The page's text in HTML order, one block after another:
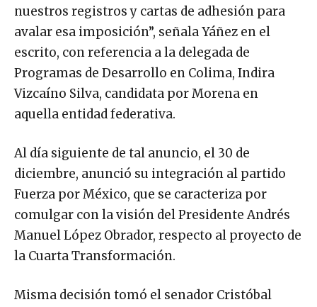
nuestros registros y cartas de adhesión para
avalar esa imposición”, señala Yáñez en el
escrito, con referencia a la delegada de
Programas de Desarrollo en Colima, Indira
Vizcaíno Silva, candidata por Morena en
aquella entidad federativa.
Al día siguiente de tal anuncio, el 30 de
diciembre, anunció su integración al partido
Fuerza por México, que se caracteriza por
comulgar con la visión del Presidente Andrés
Manuel López Obrador, respecto al proyecto de
la Cuarta Transformación.
Misma decisión tomó el senador Cristóbal